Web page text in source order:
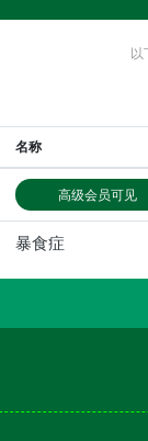
以
名称
高级会员可见
暴食症